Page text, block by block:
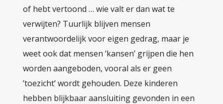
of hebt vertoond … wie valt er dan wat te
verwijten? Tuurlijk blijven mensen
verantwoordelijk voor eigen gedrag, maar je
weet ook dat mensen ‘kansen’ grijpen die hen
worden aangeboden, vooral als er geen
’toezicht’ wordt gehouden. Deze kinderen
hebben blijkbaar aansluiting gevonden in een